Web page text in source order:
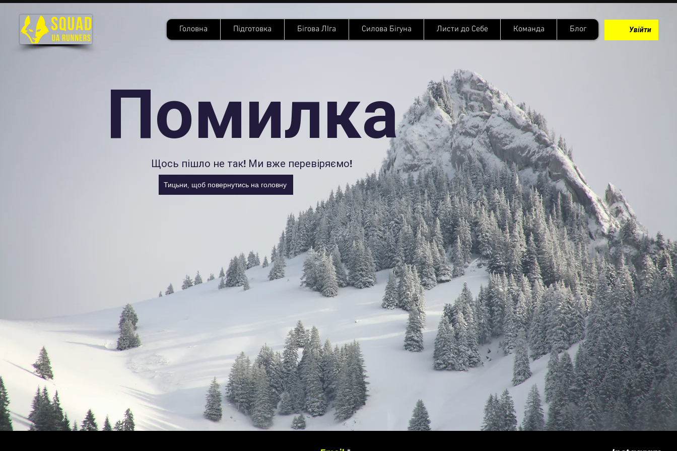
Головна Підготовка Бігова ЛІга Силова Бігуна Листи до Себе Команда Блог Увійти
Помилка
Щось пішло не так! Ми вже перевіряємо!
Тицьни, щоб повернутись на головну